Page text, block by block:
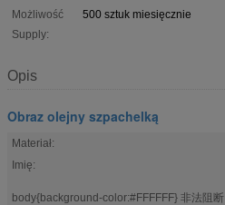
Możliwość
Supply:
500 sztuk miesięcznie
Opis
Obraz olejny szpachelką
Materiał:
Imię:
body{background-color:#FFFFFF} 非法阻断